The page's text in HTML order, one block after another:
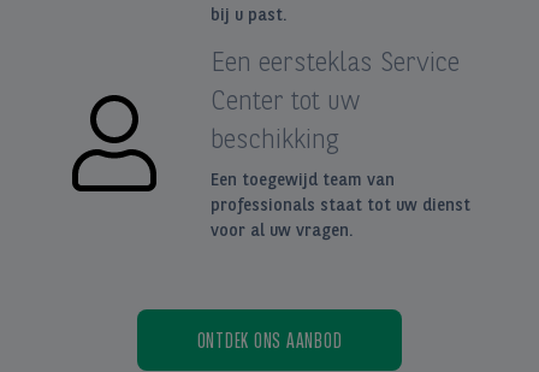
bij u past.
Een eersteklas Service
Center tot uw
beschikking
Een toegewijd team van
professionals staat tot uw dienst
voor al uw vragen.
ONTDEK ONS AANBOD